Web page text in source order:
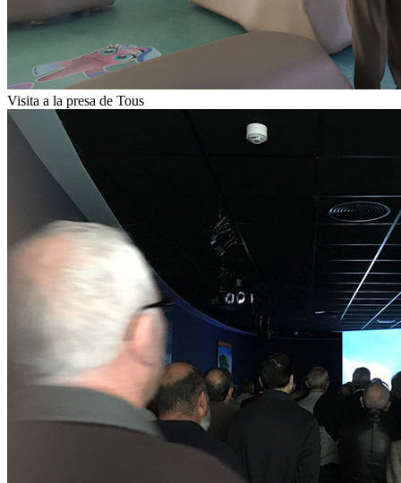
Visita a la presa de Tous